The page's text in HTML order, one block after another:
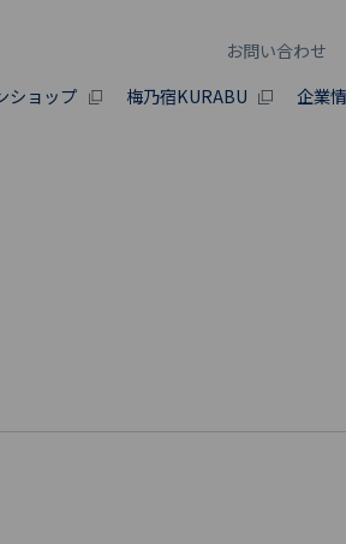
お問い合わせ
ショップ 梅乃宿KURABU 企業